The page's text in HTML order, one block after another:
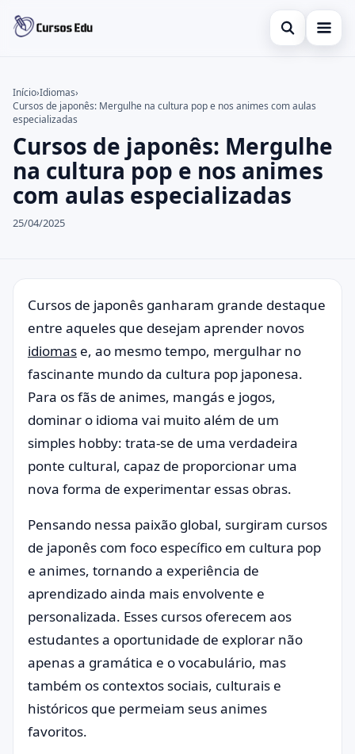
Abrir busca
Inglês
Idiomas
espanhol
Buscar no site
Buscar por:
Pressione Enter para buscar ou ESC para fechar.
Início›Idiomas›
Cursos de japonês: Mergulhe na cultura pop e nos animes com aulas
especializadas
Cursos de japonês: Mergulhe
na cultura pop e nos animes
com aulas especializadas
25/04/2025
Cursos de japonês ganharam grande destaque
entre aqueles que desejam aprender novos
idiomas e, ao mesmo tempo, mergulhar no
fascinante mundo da cultura pop japonesa.
Para os fãs de animes, mangás e jogos,
dominar o idioma vai muito além de um
simples hobby: trata-se de uma verdadeira
ponte cultural, capaz de proporcionar uma
nova forma de experimentar essas obras.
Pensando nessa paixão global, surgiram cursos
de japonês com foco específico em cultura pop
e animes, tornando a experiência de
aprendizado ainda mais envolvente e
personalizada. Esses cursos oferecem aos
estudantes a oportunidade de explorar não
apenas a gramática e o vocabulário, mas
também os contextos sociais, culturais e
históricos que permeiam seus animes
favoritos.